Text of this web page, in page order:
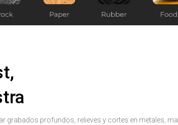
grabados profundos, relieves y cortes en metales,